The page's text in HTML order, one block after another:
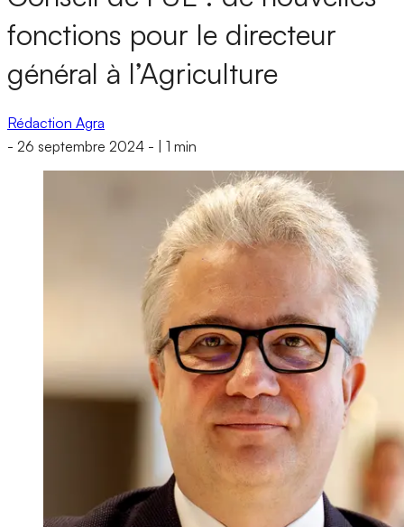
fonctions pour le directeur
général à l’Agriculture
Rédaction Agra
- 26 septembre 2024 - 1 min